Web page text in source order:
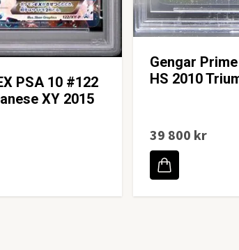
PSA 10 #122
XY 2015
Gengar
HS 2010
39 800 kr